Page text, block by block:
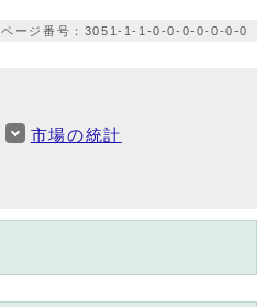
ページ番号：3051-1-1-0-0-0-0-0-0-0
市場の統計